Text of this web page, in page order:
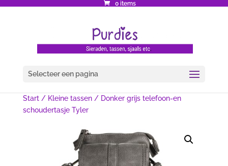
0 items
Selecteer een pagina
Start/ Kleine tassen/ Donker grijs telefoon-en
schoudertasje Tyler